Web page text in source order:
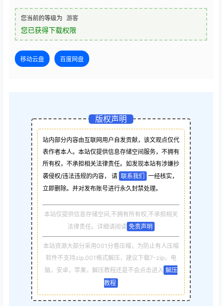
您当前的等级为 游客
您已获得下载权限
移动云盘 百度网盘
版权声明
站内部分内容由互联网用户自发贡献，该文观点仅代
表作者本人。本站仅提供信息存储空间服务，不拥有
所有权，不承担相关法律责任。如发现本站有涉嫌抄
袭侵权/违法违规的内容， 请 联系我们
一经核实，
立即删除。并对发布账号进行永久封禁处理。
本站仅提供信息存储空间,不拥有所有权,不承担相关
法律责任。详细请阅读 免责声明
本站资源大部分采用001分卷压缩，为防止有人压缩
软件不支持zip.001格式解压，建议下载7-zip，电
脑，安卓，苹果，解压教程还是不会点击进入 解压
教程